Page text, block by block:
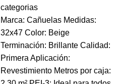
categorias
Marca: Cañuelas Medidas:
32x47 Color: Beige
Terminación: Brillante Calidad:
Primera Aplicación:
Revestimiento Metros por caja: